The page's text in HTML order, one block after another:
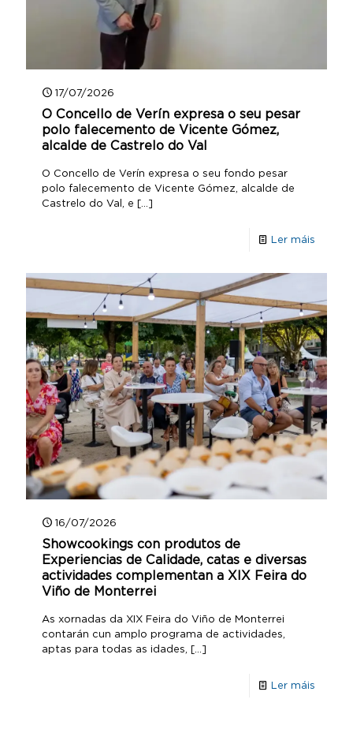
17/07/2026
O Concello de Verín expresa o seu pesar
polo falecemento de Vicente Gómez,
alcalde de Castrelo do Val
O Concello de Verín expresa o seu fondo pesar
polo falecemento de Vicente Gómez, alcalde de
Castrelo do Val, e […]
Ler máis
16/07/2026
Showcookings con produtos de
Experiencias de Calidade, catas e diversas
actividades complementan a XIX Feira do
Viño de Monterrei
As xornadas da XIX Feira do Viño de Monterrei
contarán cun amplo programa de actividades,
aptas para todas as idades, […]
Ler máis